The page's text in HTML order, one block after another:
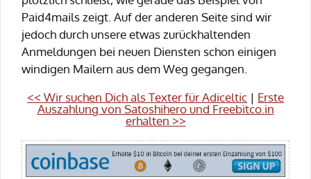
Paid4mails zeigt. Auf der anderen Seite sind wir
jedoch durch unsere etwas zurückhaltenden
Anmeldungen bei neuen Diensten schon einigen
windigen Mailern aus dem Weg gegangen.
<< Wir suchen Dich als Texter für Adiceltic | Erste
Auszahlung von Satoshihero und Freebitco.in
erhalten >>